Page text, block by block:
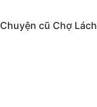
Chuyện cũ Chợ Lách